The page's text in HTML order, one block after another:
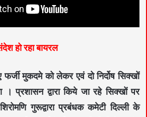
हो रहा बायरल
मुकदमे को लेकर एवं दो निर्दोष सिक्खों
प्रशासन द्वारा किये जा रहे सिक्खों पर
गुरूद्वारा प्रबंधक कमेटी दिल्ली के